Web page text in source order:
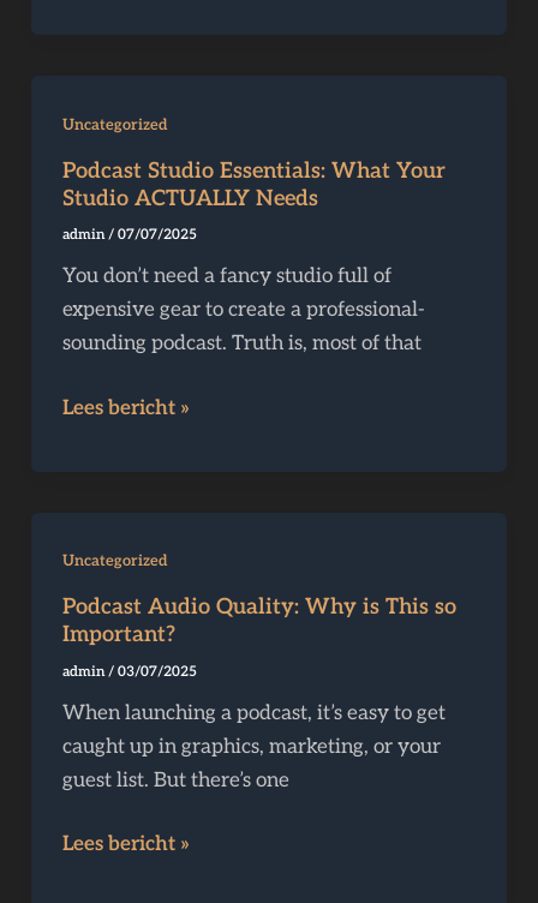
Uncategorized
Podcast Studio Essentials: What Your
Studio ACTUALLY Needs
admin/ 07/07/2025
You don’t need a fancy studio full of
expensive gear to create a professional-
sounding podcast. Truth is, most of that
Podcast
Studio
Essentials:
What
Studio
ACTUALLY
Needs
Lees bericht »
Uncategorized
Podcast Audio Quality: Why is This so
Important?
admin/ 03/07/2025
When launching a podcast, it’s easy to get
caught up in graphics, marketing, or your
guest list. But there’s one
Podcast
Audio
Quality:
Why
This
so
Important?
Lees bericht »